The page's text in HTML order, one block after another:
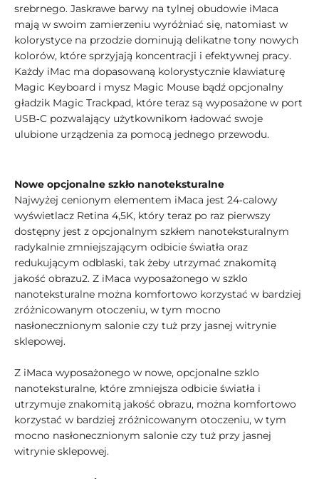
srebrnego. Jaskrawe barwy na tylnej obudowie iMaca
mają w swoim zamierzeniu wyróżniać się, natomiast w
kolorystyce na przodzie dominują delikatne tony nowych
kolorów, które sprzyjają koncentracji i efektywnej pracy.
Każdy iMac ma dopasowaną kolorystycznie klawiaturę
Magic Keyboard i mysz Magic Mouse bądź opcjonalny
gładzik Magic Trackpad, które teraz są wyposażone w port
USB‑C pozwalający użytkownikom ładować swoje
ulubione urządzenia za pomocą jednego przewodu.
Nowe opcjonalne szkło nanoteksturalne
Najwyżej cenionym elementem iMaca jest 24‑calowy
wyświetlacz Retina 4,5K, który teraz po raz pierwszy
dostępny jest z opcjonalnym szkłem nanoteksturalnym
radykalnie zmniejszającym odbicie światła oraz
redukującym odblaski, tak żeby utrzymać znakomitą
jakość obrazu2. Z iMaca wyposażonego w szklo
nanoteksturalne można komfortowo korzystać w bardziej
zróżnicowanym otoczeniu, w tym mocno
nasłonecznionym salonie czy tuż przy jasnej witrynie
sklepowej.
Z iMaca wyposażonego w nowe, opcjonalne szklo
nanoteksturalne, które zmniejsza odbicie światła i
utrzymuje znakomitą jakość obrazu, można komfortowo
korzystać w bardziej zróżnicowanym otoczeniu, w tym
mocno nasłonecznionym salonie czy tuż przy jasnej
witrynie sklepowej.